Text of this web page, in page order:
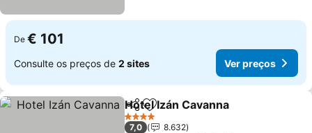
De € 101
Consulte os preços de 2 sites Ver preços
PartilharAdicionar aos favoritos
Hotel Izán Cavanna
4 Estrelas
7,0
8.632